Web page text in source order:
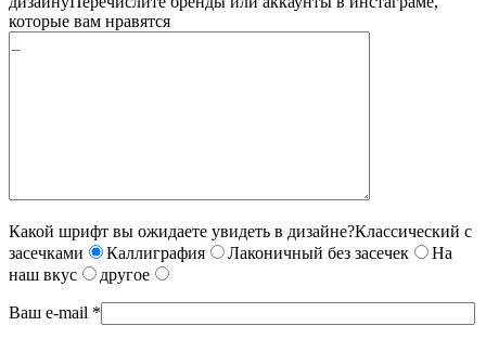
которые вам нравятся
Какой шрифт вы ожидаете увидеть в дизайне?Классический с
засечками
Каллиграфия Лаконичный без засечек
На
наш вкус
другое
Ваш e-mail *